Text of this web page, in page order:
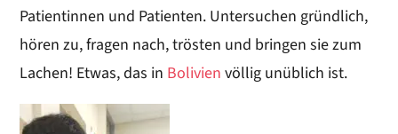
Patientinnen und Patienten. Untersuchen gründlich,
hören zu, fragen nach, trösten und bringen sie zum
Lachen! Etwas, das in Bolivien völlig unüblich ist.